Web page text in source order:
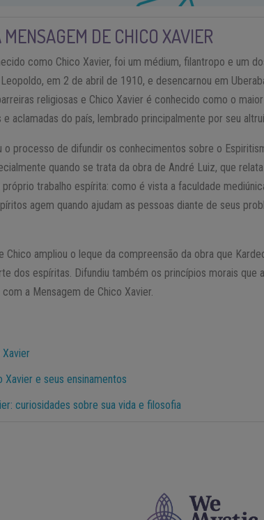
DE CHICO XAVIER
como Chico Xavier, foi um médium, filantropo e um
em 2 de abril de 1910, e desencarnou em
religiosas e Chico Xavier é conhecido como o
e aclamadas do país, lembrado principalmente por seu
processo de difundir os conhecimentos sobre o
quando se trata da obra de André Luiz, que
trabalho espírita: como é vista a faculdade
agem quando ajudam as pessoas diante de seus
Chico ampliou o leque da compreensão da obra que
dos espíritas. Difundiu também os princípios morais que
a Mensagem de Chico Xavier.
Xavier
e seus ensinamentos
curiosidades sobre sua vida e filosofia